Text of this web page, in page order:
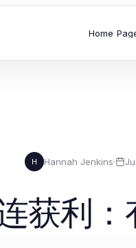
Home
H Hannah Jenkins·
获利